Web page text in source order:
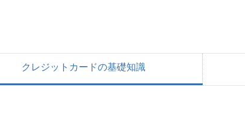
クレジットカードの基礎知識